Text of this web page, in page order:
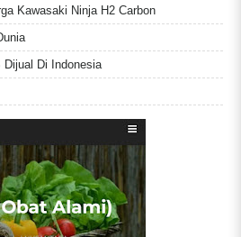
Kawasaki Ninja H2 Carbon
Dijual Di Indonesia